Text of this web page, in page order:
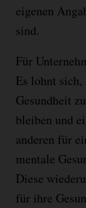
eigenen
sind.
Für
Es lohnt
Gesundheit
bleiben und
anderen für
mentale
Diese
für ihre